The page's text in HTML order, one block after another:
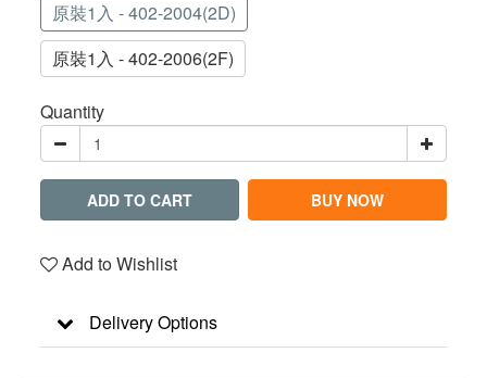
原裝1入 - 402-2004(2D)
原裝1入 - 402-2006(2F)
Quantity
ADD TO CART BUY NOW
Add to Wishlist
Delivery Options